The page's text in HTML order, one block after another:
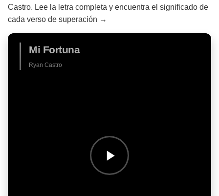
Castro. Lee la letra completa y encuentra el significado de
cada verso de superación →
Mi Fortuna
Ryan Castro